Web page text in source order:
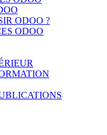
ODOO ?
ODOO